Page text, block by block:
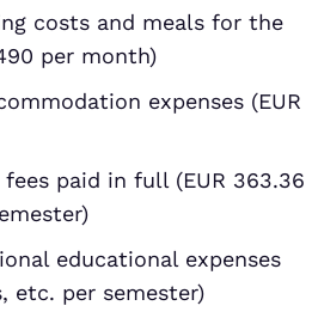
costs and meals for the
per month)
expenses (EUR
paid in full (EUR 363.36
educational expenses
etc. per semester)